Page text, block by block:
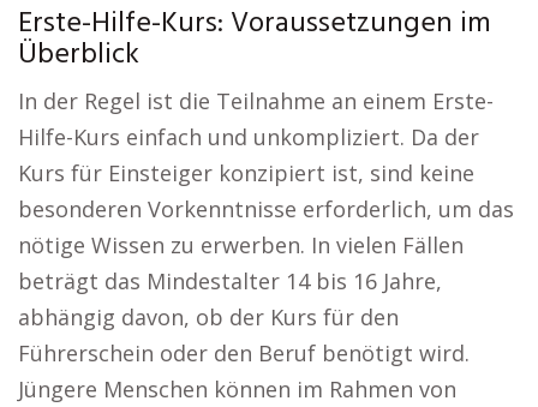
Erste-Hilfe-Kurs: Voraussetzungen im
Überblick
In der Regel ist die Teilnahme an einem Erste-
Hilfe-Kurs einfach und unkompliziert. Da der
Kurs für Einsteiger konzipiert ist, sind keine
besonderen Vorkenntnisse erforderlich, um das
nötige Wissen zu erwerben. In vielen Fällen
beträgt das Mindestalter 14 bis 16 Jahre,
abhängig davon, ob der Kurs für den
Führerschein oder den Beruf benötigt wird.
Jüngere Menschen können im Rahmen von